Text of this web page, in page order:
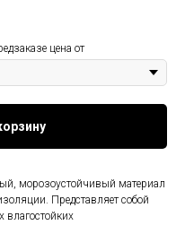
цена от
морозоустойчивый материал
Представляет собой
влагостойких